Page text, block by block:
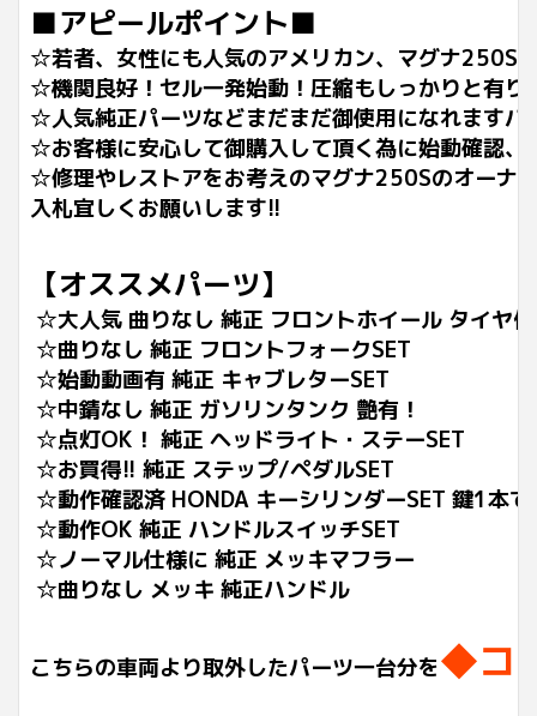
■アピールポイント■
☆若者、女性にも人気のアメリカン、マグナ250S
☆機関良好！セル一発始動！圧縮もしっかりと有
☆人気純正パーツなどまだまだ御使用になれますパ
☆お客様に安心して御購入して頂く為に始動確認
☆修理やレストアをお考えのマグナ250Sのオーナ
入札宜しくお願いします!!
【オススメパーツ】
☆大人気 曲りなし 純正 フロントホイール タイヤ付
☆曲りなし 純正 フロントフォークSET
☆始動動画有 純正 キャブレターSET
☆中錆なし 純正 ガソリンタンク 艶有！
☆点灯OK！ 純正 ヘッドライト・ステーSET
☆お買得!! 純正 ステップ/ペダルSET
☆動作確認済 HONDA キーシリンダーSET 鍵1本
☆動作OK 純正 ハンドルスイッチSET
☆ノーマル仕様に 純正 メッキマフラー
☆曲りなし メッキ 純正ハンドル
こちらの車両より取外したパーツ一台分を◆コ